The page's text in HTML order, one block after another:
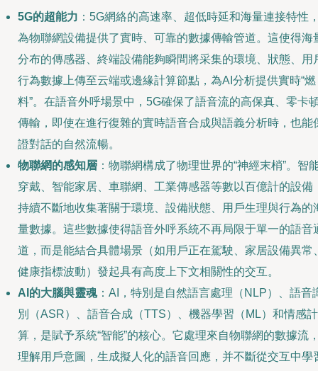
5G的超能力 ：5G網絡的高速率、超低時延和海量連接特性
為物聯網設備提供了實時、可靠的數據傳輸管道。這使得海
分布的傳感器、終端設備能夠瞬間將采集的環境、狀態、用
行為數據上傳至云端或邊緣計算節點，為AI分析提供實時“燃
料”。在語音外呼場景中，5G確保了語音流的高保真、零卡
傳輸，即使在進行復雜的實時語音合成與語義分析時，也能
證對話的自然流暢。
物聯網的感知層 ：物聯網構成了物理世界的“神經末梢”。智
穿戴、智能家居、車聯網、工業傳感器等數以百億計的設備
持續不斷地收集著關于環境、設備狀態、用戶生理與行為的
量數據。這些數據使得語音外呼系統不再局限于單一的語音
道，而是能結合具體場景（如用戶正在駕駛、家居設備異常
健康指標波動）發起具有高度上下文相關性的交互。
AI的大腦與靈魂：AI，特別是自然語言處理（NLP）、語音
別（ASR）、語音合成（TTS）、機器學習（ML）和情感計
算，是賦予系統“智能”的核心。它處理來自物聯網的數據流
理解用戶意圖，生成擬人化的語音回應，并不斷從交互中學